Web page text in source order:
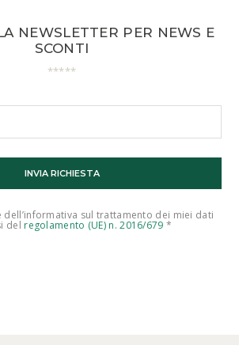
NEWSLETTER PER NEWS E
SCONTI
dell’informativa sul trattamento dei miei dati
del regolamento (UE) n. 2016/679 *